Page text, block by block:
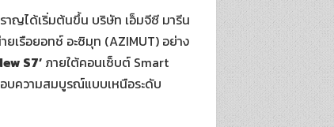
าญได้เริ่มต้นขึ้น บริษัท เอ็มจีซี มารีน
เรือยอทช์ อะซิมุท (AZIMUT) อย่าง
S7’ภายใต้คอนเซ็บต์ Smart
บความสมบูรณ์แบบเหนือระดับ